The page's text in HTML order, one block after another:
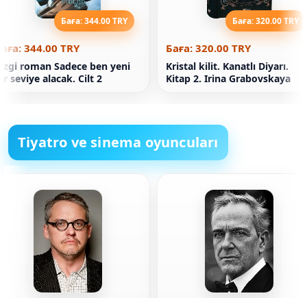
Баға: 344.00 TRY
344.00 TRY
roman Sadece ben yeni
seviye alacak. Cilt 2
Баға: 320.00 TRY
Баға: 320.00 TRY
Kristal kilit. Kanatlı Diyarı.
Kitap 2. Irina Grabovskaya
Tiyatro ve sinema oyuncuları